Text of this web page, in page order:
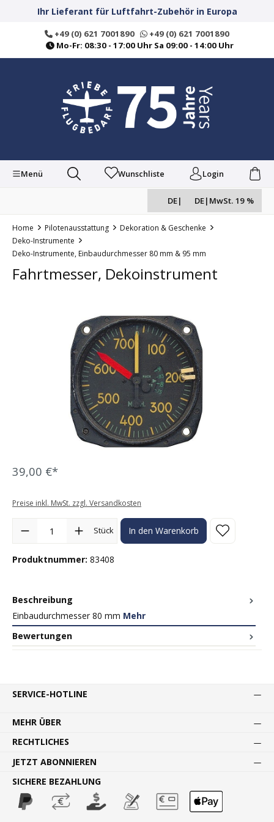
springenIhr Lieferant für Luftfahrt-Zubehör in Europa
+49 (0) 621 7001890
+49 (0) 621 7001890
Mo-Fr: 08:30 - 17:00 Uhr Sa 09:00 - 14:00 Uhr
Menü Wunschliste Login
DE| DE| MwSt. 19 %
Home Pilotenausstattung
Dekoration & Geschenke
Deko-Instrumente
Deko-Instrumente, Einbaudurchmesser 80 mm & 95 mm
Fahrtmesser, Dekoinstrument
Bildergalerie überspringen
39,00 €*
Preise inkl. MwSt. zzgl. Versandkosten
Produkt Anzahl: Gib den gewünschten Wert ein oder benutze die
Stück In den Warenkorb
Produktnummer: 83408
Beschreibung
Einbaudurchmesser 80 mm Mehr
Bewertungen
SERVICE-HOTLINE
MEHR ÜBER
RECHTLICHES
JETZT ABONNIEREN
SICHERE BEZAHLUNG